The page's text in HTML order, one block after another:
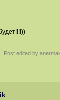
Post edited by